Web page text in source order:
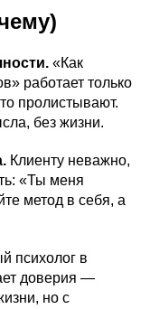
«Как
работает только
пролистывают.
без жизни.
Клиенту неважно,
«Ты меня
метод в себя, а
психолог в
доверия —
но с